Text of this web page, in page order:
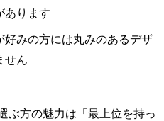
あります
好みの方には丸みのあるデザ
せん
ぶ方の魅力は「最上位を持っ